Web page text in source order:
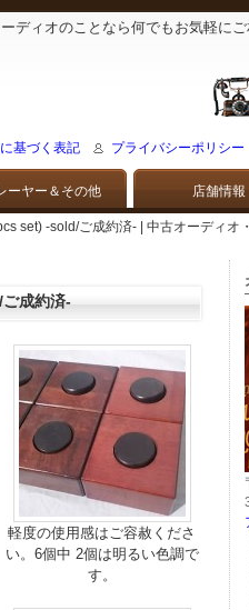
ディオのことなら何でもお気軽にご
基づく表記 プライバシーポリシー
ーヤー＆その他 店舗情報
set) -sold/ご成約済- | 中古オーディオ
成約済-
軽度の使用感はご容赦くださ
い。6個中 2個は明るい色調で
す。